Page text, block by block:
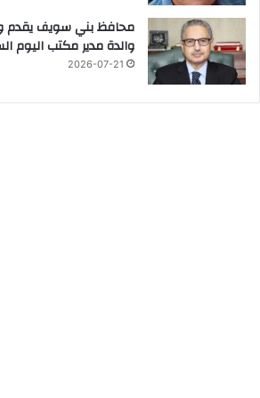
محافظ بني سويف يقدم
والدة مدير مكتب اليوم
2026-07-21